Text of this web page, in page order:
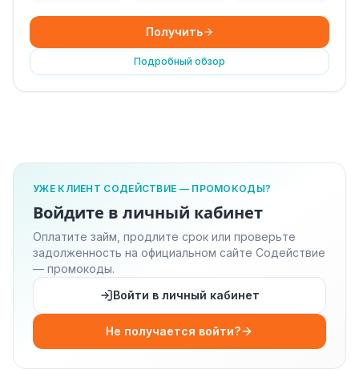
Получить
Подробный обзор
УЖЕ КЛИЕНТ СОДЕЙСТВИЕ — ПРОМОКОДЫ?
Войдите в личный кабинет
Оплатите займ, продлите срок или проверьте
задолженность на официальном сайте Содействие
— промокоды.
Войти в личный кабинет
Не получается войти?